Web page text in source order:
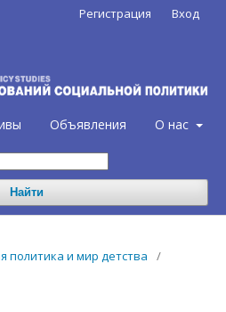
Объявления О нас
Найти
Регистрация Вход
политика и мир детства
/